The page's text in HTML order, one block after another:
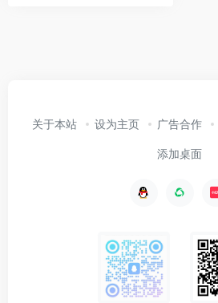
关于本站 设为主页 广告合作
添加桌面